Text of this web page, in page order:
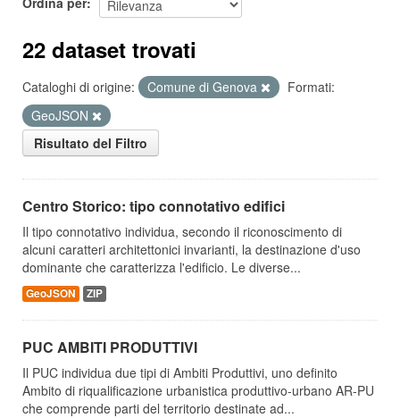
22 dataset trovati
Cataloghi di origine: Comune di Genova
Formati:
GeoJSON
Risultato del Filtro
Centro Storico: tipo connotativo edifici
Il tipo connotativo individua, secondo il riconoscimento di
alcuni caratteri architettonici invarianti, la destinazione d'uso
dominante che caratterizza l'edificio. Le diverse...
GeoJSON ZIP
PUC AMBITI PRODUTTIVI
Il PUC individua due tipi di Ambiti Produttivi, uno definito
Ambito di riqualificazione urbanistica produttivo-urbano AR-PU
che comprende parti del territorio destinate ad...